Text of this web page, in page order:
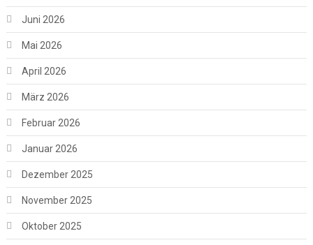
Juni 2026
Mai 2026
April 2026
März 2026
Februar 2026
Januar 2026
Dezember 2025
November 2025
Oktober 2025